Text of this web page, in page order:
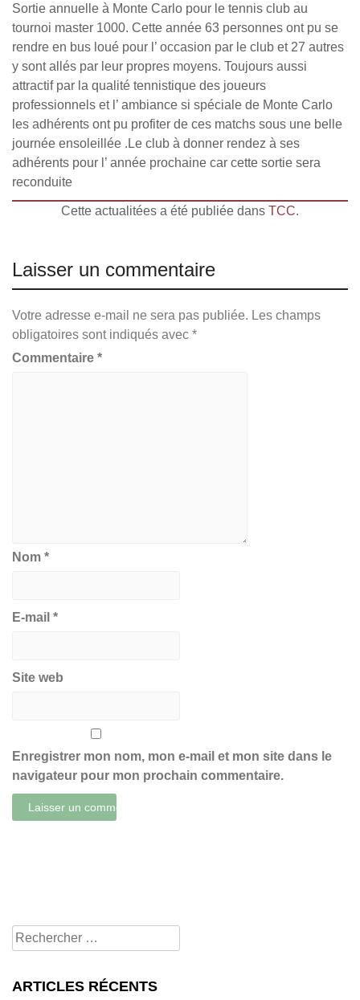
Sortie annuelle à Monte Carlo pour le tennis club au
tournoi master 1000. Cette année 63 personnes ont pu se
rendre en bus loué pour l’ occasion par le club et 27 autres
y sont allés par leur propres moyens. Toujours aussi
attractif par la qualité tennistique des joueurs
professionnels et l’ ambiance si spéciale de Monte Carlo
les adhérents ont pu profiter de ces matchs sous une belle
journée ensoleillée .Le club à donner rendez à ses
adhérents pour l’ année prochaine car cette sortie sera
reconduite
Cette actualitées a été publiée dans TCC.
Laisser un commentaire
Votre adresse e-mail ne sera pas publiée. Les champs
obligatoires sont indiqués avec *
Commentaire *
Nom *
E-mail *
Site web
Enregistrer mon nom, mon e-mail et mon site dans le
navigateur pour mon prochain commentaire.
Rechercher
pour:
ARTICLES RÉCENTS